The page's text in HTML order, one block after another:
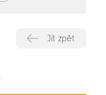
Jít zpět